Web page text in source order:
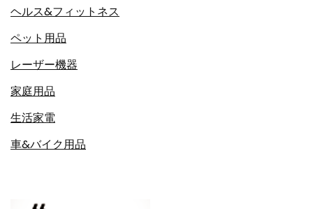
ヘルス&フィットネス
ペット用品
レーザー機器
家庭用品
生活家電
車&バイク用品